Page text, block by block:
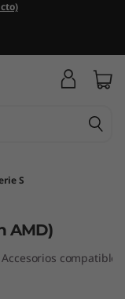
S
AMD)
Accesorios compatibles